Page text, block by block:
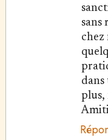
sans
chez
plus,